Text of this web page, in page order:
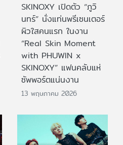
SKINOXY เปิดตัว “ภูวิ
นทร์” นั่งแท่นพรีเซนเตอร์
ผิวใสคนแรก ในงาน
“Real Skin Moment
with PHUWIN x
SKINOXY” แฟนคลับแห่
ซัพพอร์ตแน่นงาน
13 พฤษภาคม 2026